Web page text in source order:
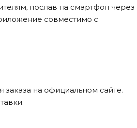
послав на смартфон через
совместимо с
на официальном сайте.